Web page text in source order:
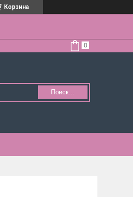
Корзина
Поиск...